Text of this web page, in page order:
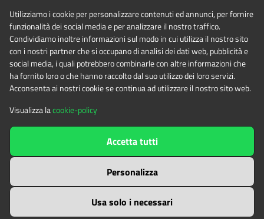
Tel. 0122.854720
E-mailalpicozie@cert.ruparpiemonte.it
The contents of this websitebyEnte di gestione delle aree
protette delle Alpi Cozieis licensed under
Attribution-NonCommercial-NoDerivatives 4.0 International
Utilizziamo i cookie per personalizzare contenuti ed annunci, per fornire
funzionalità dei social media e per analizzare il nostro traffico.
Condividiamo inoltre informazioni sul modo in cui utilizza il nostro sito
con i nostri partner che si occupano di analisi dei dati web, pubblicità e
social media, i quali potrebbero combinarle con altre informazioni che
ha fornito loro o che hanno raccolto dal suo utilizzo dei loro servizi.
Acconsenta ai nostri cookie se continua ad utilizzare il nostro sito web.
Visualizza lacookie-policy
Usa solo i necessari
Personalizza
Accetta tutti